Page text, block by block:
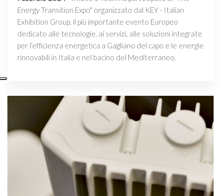
Energy Transition Expo" organizzato dal KEY - Italian
Exhibition Group, il più importante evento Europeo
dedicato alle tecnologie, ai servizi, alle soluzioni integrate
per l’efficienza energetica a Gagliano del capo e le energie
rinnovabili in Italia e nel bacino del Mediterraneo.